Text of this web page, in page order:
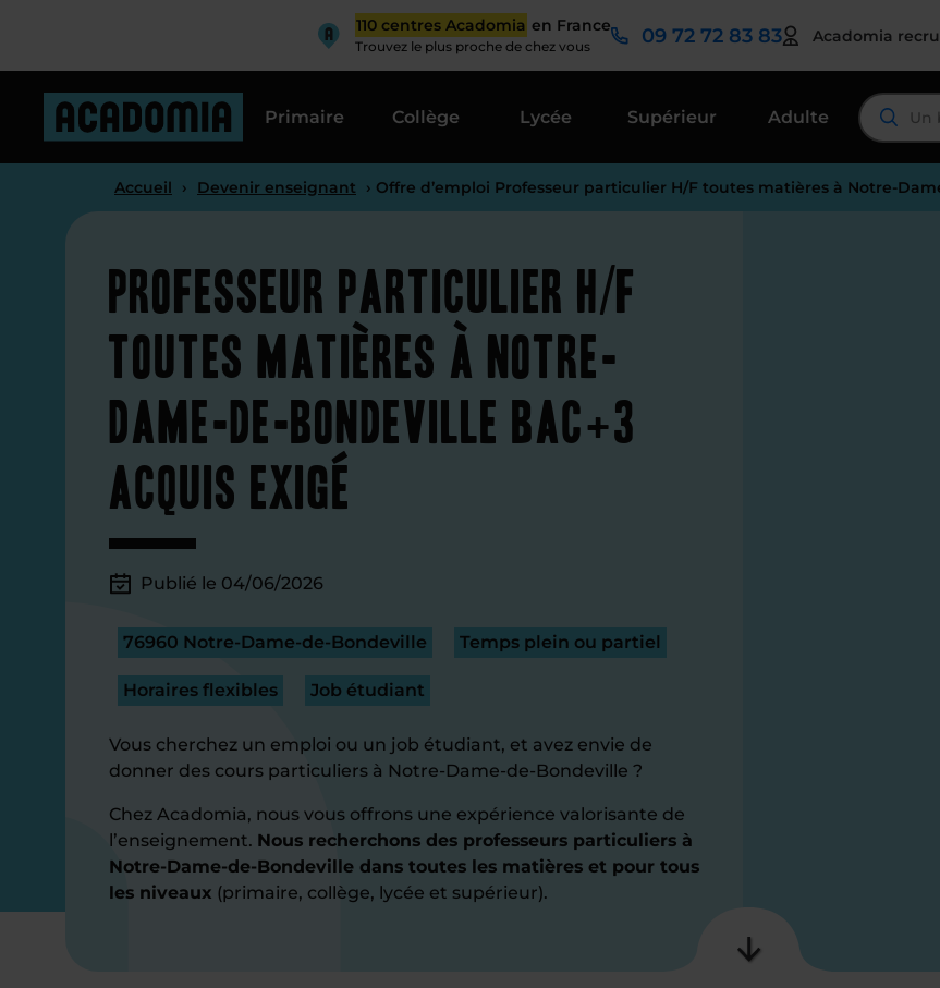
110 centres Acadomia en France
Trouvez le plus proche de chez vous 09 72 72 83 83 Acadomia
Primaire Collège Lycée Supérieur Adulte
Accueil › Devenir enseignant › Offre d’emploi Professeur particulier H/F toutes matières à Notre-
Professeur particulier H/F
toutes matières à Notre-
Dame-de-Bondeville Bac+3
acquis exigé
Publié le 04/06/2026
76960 Notre-Dame-de-Bondeville Temps plein ou partiel
Horaires flexibles Job étudiant
Vous cherchez un emploi ou un job étudiant, et avez envie de
donner des cours particuliers à Notre-Dame-de-Bondeville ?
Chez Acadomia, nous vous offrons une expérience valorisante de
l’enseignement. Nous recherchons des professeurs particuliers à
Notre-Dame-de-Bondeville dans toutes les matières et pour tous
les niveaux (primaire, collège, lycée et supérieur).